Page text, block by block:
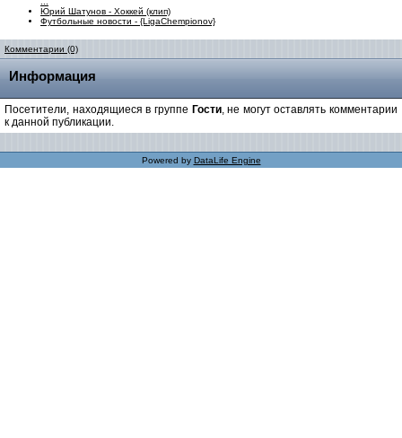
Юрий Шатунов - Хоккей (клип)
Футбольные новости - {LigaChempionov}
Комментарии (0)
Информация
Посетители, находящиеся в группе Гости, не могут оставлять комментарии
к данной публикации.
Powered by DataLife Engine